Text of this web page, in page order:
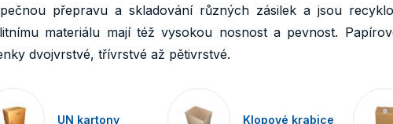
přepravu a skladování různých zásilek a jsou
materiálu mají též vysokou nosnost a pevnost.
dvojvrstvé, třívrstvé až pětivrstvé.
UN kartony Klopové krabice